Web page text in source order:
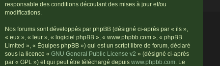
responsable des conditions découlant des mises à jour et/ou
modifications.
Nos forums sont développés par phpBB (désigné ci-après par « ils »,
« eux », « leur », « logiciel phpBB », « www.phpbb.com », « phpBB
Limited », « Équipes phpBB ») qui est un script libre de forum, déclaré
sous la licence « GNU General Public License v2 » (désigné ci-après
par « GPL ») et qui peut être téléchargé depuis www.phpbb.com . Le